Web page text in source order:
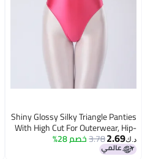
Shiny Glossy Silky Triangle Panties
With High Cut For Outerwear, Hip-
Hugging High-Waisted Plus-Size
Tight-Fitting Underwear 7254
د.ك‏2.69
3.78خصم 28%